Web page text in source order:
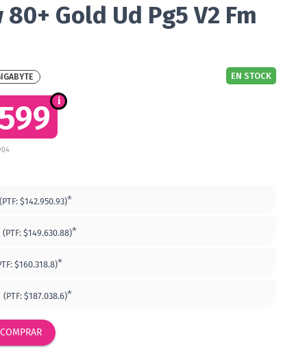
Gold Ud Pg5 V2 Fm
EN STOCK
(PTF: $142.950.93)*
(PTF: $149.630.88)*
$160.318.8)*
(PTF: $187.038.6)*